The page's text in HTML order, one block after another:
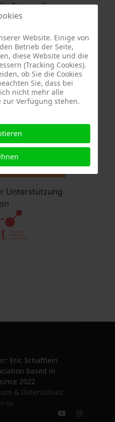
Fotografie,
die ARTISTS
Inhalte
Thema
hat seine
und heißt
Unterstützung
Eric Schaftlein
based in
2022
& Datenschutz
Website. Einige von
Betrieb der Seite,
diese Website und die
(Tracking Cookies).
ob Sie die Cookies
Sie, dass bei
nicht mehr alle
zur Verfügung stehen.